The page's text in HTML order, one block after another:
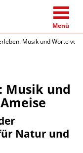
Menü
Musik und Worte von
und
Natur und